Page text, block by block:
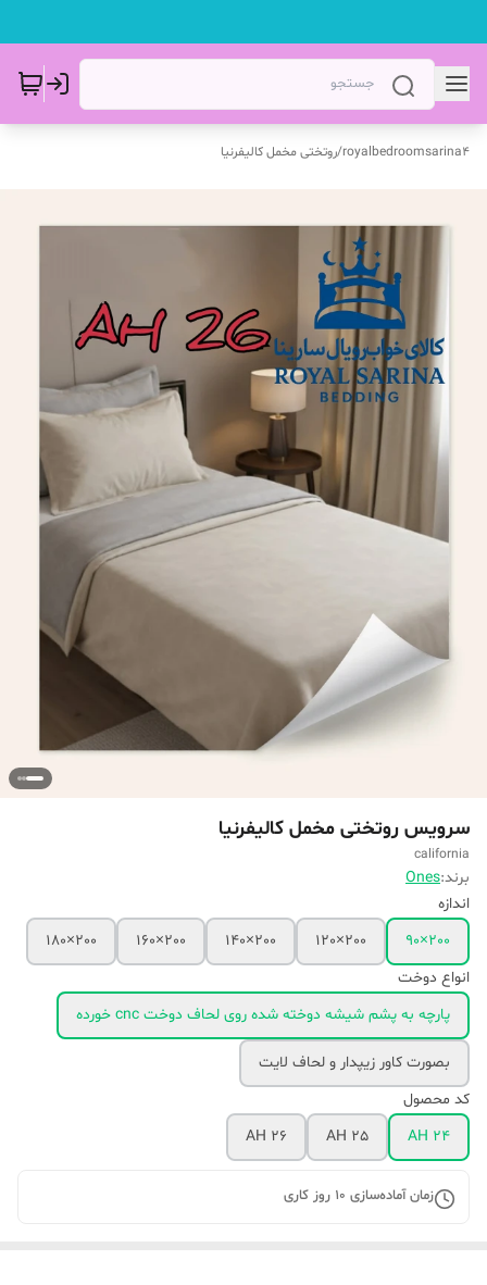
royalbedroomsarina4
/روتختی مخمل کالیفرنیا
سرویس روتختی مخمل کالیفرنیا
california
برند:Ones
اندازه
200×90
200×120
200×140
200×160
200×180
انواع دوخت
پارچه به پشم شیشه دوخته شده روی لحاف دوخت cnc خورده
بصورت کاور زیپدار و لحاف لایت
کد محصول
AH 24
AH 25
AH 26
زمان آماده‌سازی 10 روز کاری